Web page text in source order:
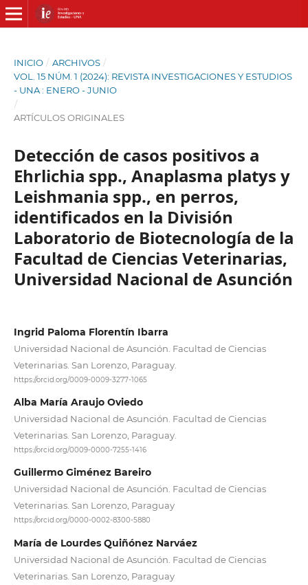
INICIO / ARCHIVOS /
VOL. 15 NÚM. 1 (2024): REVISTA INVESTIGACIONES Y ESTUDIOS
- UNA : ENERO - JUNIO
/
ARTÍCULOS ORIGINALES
Detección de casos positivos a
Ehrlichia spp., Anaplasma platys y
Leishmania spp., en perros,
identificados en la División
Laboratorio de Biotecnología de la
Facultad de Ciencias Veterinarias,
Universidad Nacional de Asunción
Ingrid Paloma Florentín Ibarra
Universidad Nacional de Asunción. Facultad de Ciencias
Veterinarias. San Lorenzo, Paraguay.
https://orcid.org/0009-0009-3277-1065
Alba María Araujo Oviedo
Universidad Nacional de Asunción. Facultad de Ciencias
Veterinarias. San Lorenzo, Paraguay.
https://orcid.org/0009-0000-7255-1416
Guillermo Giménez Bareiro
Universidad Nacional de Asunción. Facultad de Ciencias
Veterinarias. San Lorenzo, Paraguay
https://orcid.org/0000-0002-8300-5880
María de Lourdes Quiñónez Narváez
Universidad Nacional de Asunción. Facultad de Ciencias
Veterinarias. San Lorenzo, Paraguay